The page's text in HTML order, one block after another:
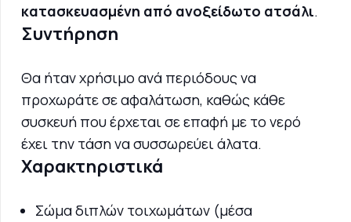
κατασκευασμένη από ανοξείδωτο ατσάλι.
Συντήρηση
Θα ήταν χρήσιμο ανά περιόδους να
προχωράτε σε αφαλάτωση, καθώς κάθε
συσκευή που έρχεται σε επαφή με το νερό
έχει την τάση να συσσωρεύει άλατα.
Χαρακτηριστικά
Σώμα διπλών τοιχωμάτων (μέσα